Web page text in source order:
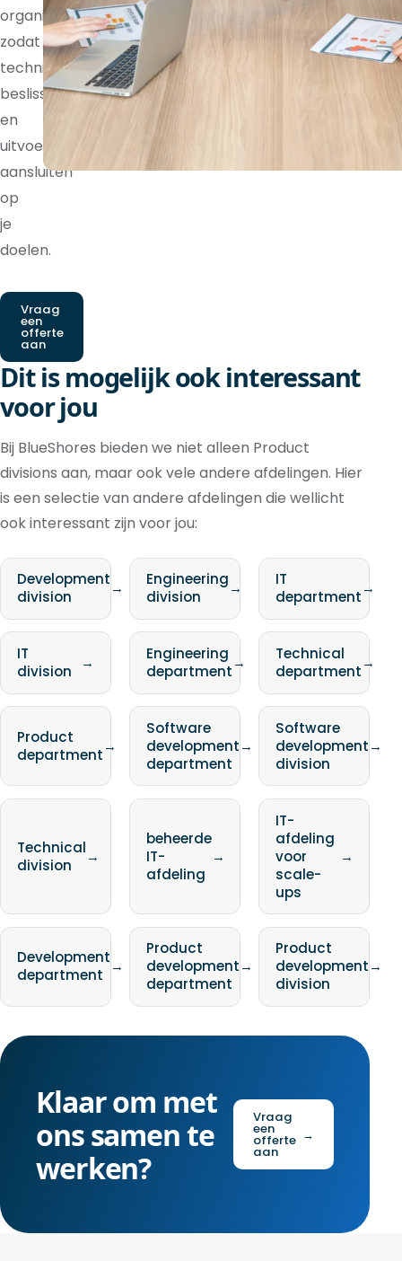
organisatie,
zodat
technische
beslissingen
en
uitvoering
aansluiten
op
je
doelen.
Vraag
een
offerte
aan
Dit is mogelijk ook interessant
voor jou
Bij BlueShores bieden we niet alleen Product
divisions aan, maar ook vele andere afdelingen. Hier
is een selectie van andere afdelingen die wellicht
ook interessant zijn voor jou:
Development
division
→
Engineering
division
→
IT
department→
IT
division
→
Engineering
department→
Technical
department→
Product
department→
Software
development
department
→
Software
development
division
→
Technical
division
→
beheerde
IT-
afdeling
→
IT-
afdeling
voor
scale-
ups
→
Development
department →
Product
development
department
→
Product
development
division
→
Klaar om met
ons samen te
werken?
Vraag
een
offerte
aan
→